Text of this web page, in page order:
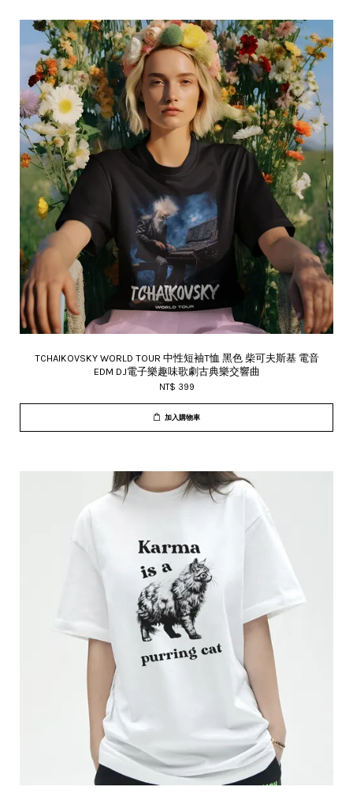
TCHAIKOVSKY WORLD TOUR 中性短袖T恤 黑色 柴可夫斯基 電音
EDM DJ電子樂趣味歌劇古典樂交響曲
NT$ 399
加入購物車